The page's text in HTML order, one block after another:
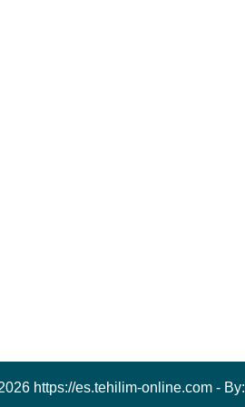
https://es.tehilim-online.com - By: